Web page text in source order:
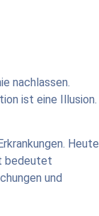
nachlassen.
ist eine Illusion.
Heute
bedeutet
und